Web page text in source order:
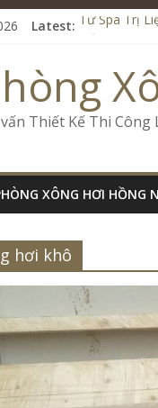
Latest: Từ Spa Trị
Cham
Spa Jjim Jil
Tăng Doanh
Thiết Kế Thi
XÔNG HƠI HỒNG
hơi khô